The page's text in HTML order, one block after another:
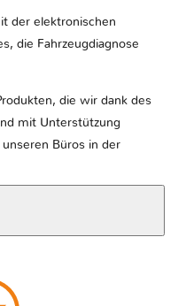
der elektronischen
die Fahrzeugdiagnose
die wir dank des
mit Unterstützung
Büros in der